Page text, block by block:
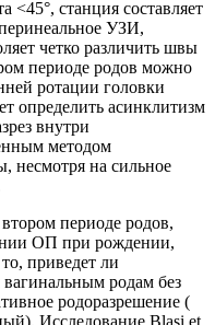
<45°, станция составляет
УЗИ,
четко различить швы
периоде родов можно
ротации головки
определить асинклитизм
внутри
методом
несмотря на сильное
периоде родов,
ОП при рождении,
приведет ли
родам без
родоразрешение (
Исследование Blasi et